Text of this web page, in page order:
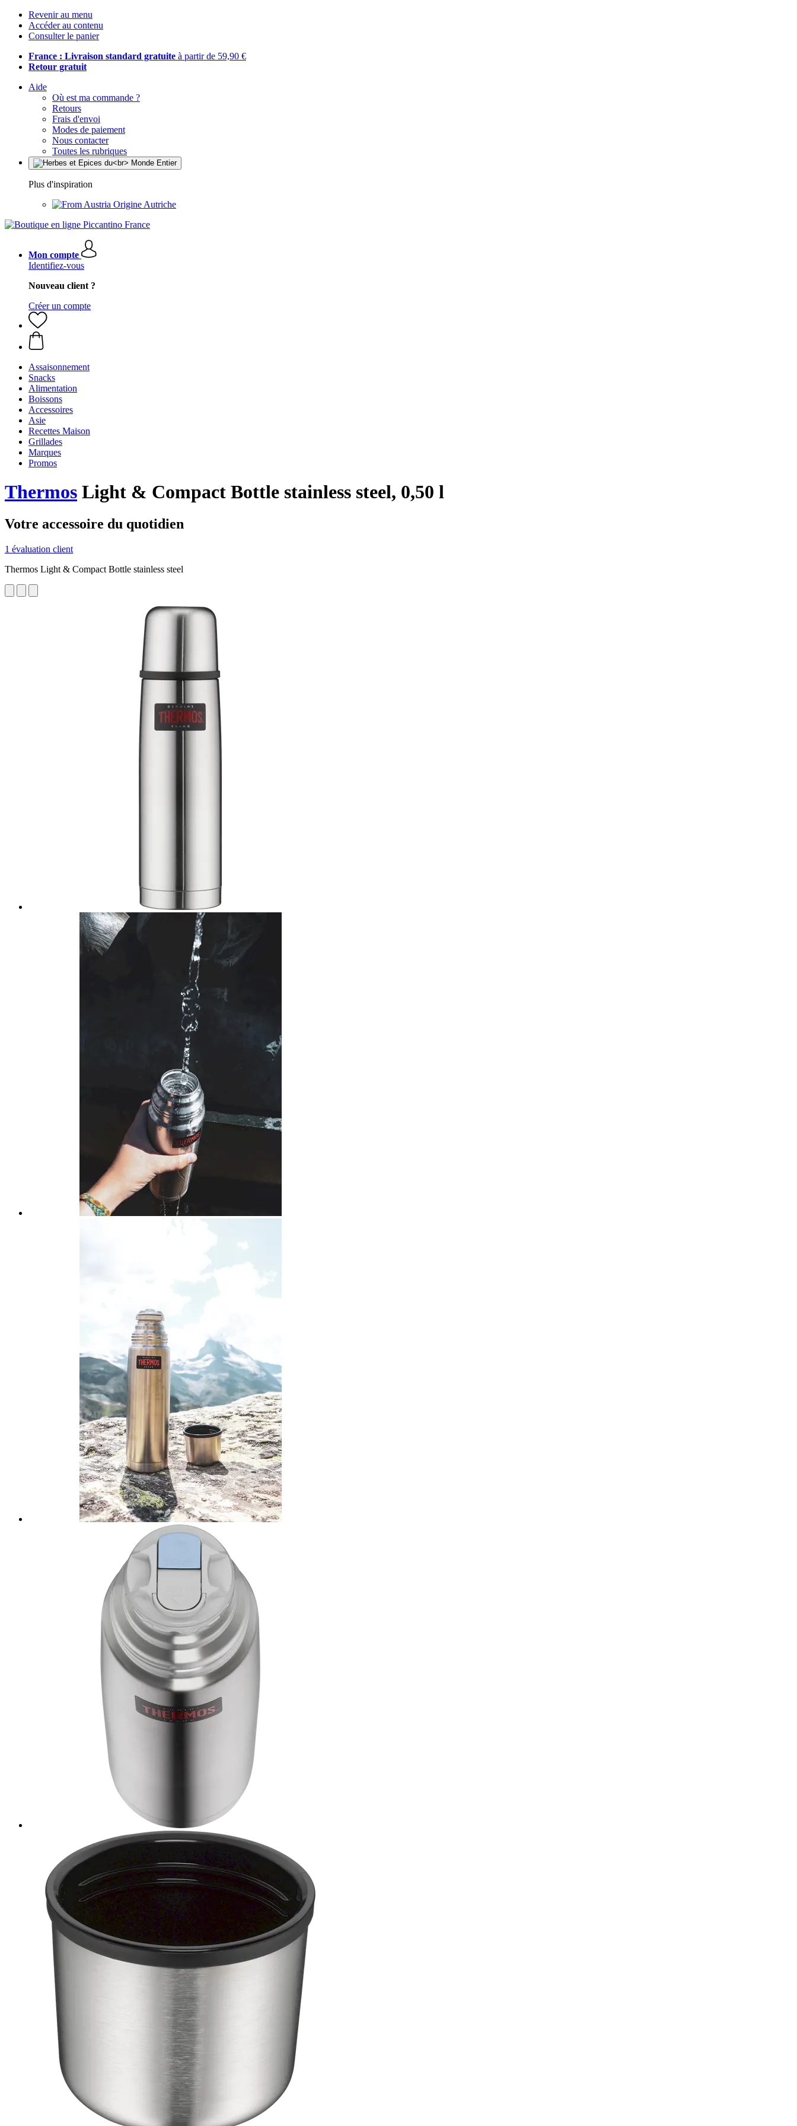
Revenir au menu
Accéder au contenu
Consulter le panier
France : Livraison standard gratuite à partir de 59,90 €
Retour gratuit
Aide
Où est ma commande ?
Retours
Frais d'envoi
Modes de paiement
Nous contacter
Toutes les rubriques
Plus d'inspiration
Origine Autriche
Mon compte
Identifiez-vous
Nouveau client ?
Créer un compte
Assaisonnement
Snacks
Alimentation
Boissons
Accessoires
Asie
Recettes Maison
Grillades
Marques
Promos
Thermos Light & Compact Bottle stainless steel, 0,50 l
Votre accessoire du quotidien
1 évaluation client
Thermos Light & Compact Bottle stainless steel